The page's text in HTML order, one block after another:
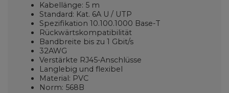
Kabellänge: 5 m
Standard: Kat. 6A U / UTP
Spezifikation 10.100.1000 Base-T
Rückwärtskompatibilität
Bandbreite bis zu 1 Gbit/s
32AWG
Verstärkte RJ45-Anschlüsse
Langlebig und flexibel
Material: PVC
Norm: 568B